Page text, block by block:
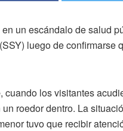
un escándalo de salud
luego de
, cuando los visitantes
roedor dentro. La
tuvo que recibir